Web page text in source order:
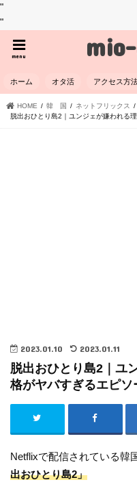
"
"
menu
ホーム オタ活 アクセス方
HOME 韓 国 ネットフリックス
脱出おひとり島2｜ユンジェが嫌われる
2023.01.10 2023.01.11
脱出おひとり島2｜ユ
格がヤバすぎるエピソ
Netflixで配信されている韓
出おひとり島2」